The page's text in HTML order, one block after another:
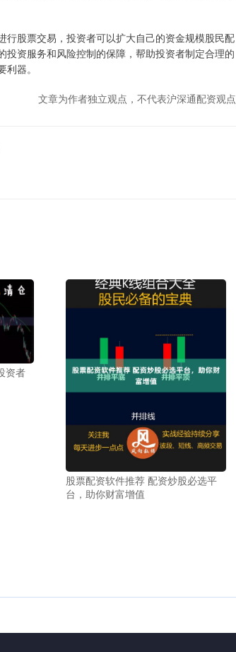
股票交易，投资者可以扩大自己的资金规模股民配
资服务和风险控制的保障，帮助投资者制定合理的
器。
文章为作者独立观点，不代表沪深通配资观点
资者
股票配资软件推荐 配资炒股必选平
台，助你财富增值